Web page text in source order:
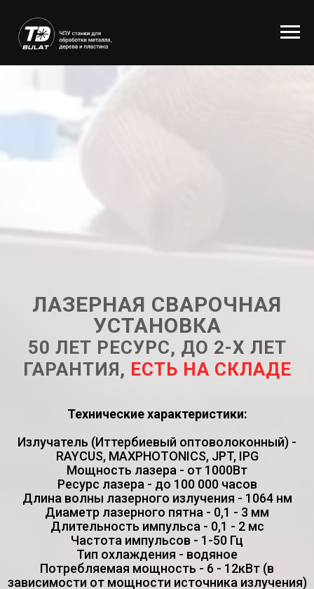
ЛАЗЕРНАЯ СВАРОЧНАЯ
УСТАНОВКА
50 ЛЕТ РЕСУРС, ДО 2-Х ЛЕТ
ГАРАНТИЯ, ЕСТЬ НА СКЛАДЕ
Технические характеристики:
Излучатель (Иттербиевый оптоволоконный) -
RAYCUS, MAXPHOTONICS, JPT, IPG
Мощность лазера - от 1000Вт
Ресурс лазера - до 100 000 часов
Длина волны лазерного излучения - 1064 нм
Диаметр лазерного пятна - 0,1 - 3 мм
Длительность импульса - 0,1 - 2 мс
Частота импульсов - 1-50 Гц
Тип охлаждения - водяное
Потребляемая мощность - 6 - 12кВт (в
зависимости от мощности источника излучения)